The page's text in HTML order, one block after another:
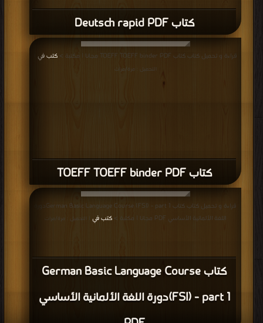
كتاب Deutsch rapid PDF
كتاب TOEFF TOEFF binder PDF
قراءة و تحميل كتاب كتاب TOEFF TOEFF binder PDF مجانا | مكتبة > كتب في
التحميل : مرة/مرات
كتاب German Basic Language Course
(FSI) - part 1دورة اللغة الألمانية الأساسي
قراءة و تحميل كتاب كتاب German Basic Language Course (FSI) - part 1دورة
اللغة الألمانية الأساسي PDF مجانا | مكتبة >
كتب في | التحميل : مرة/مرات